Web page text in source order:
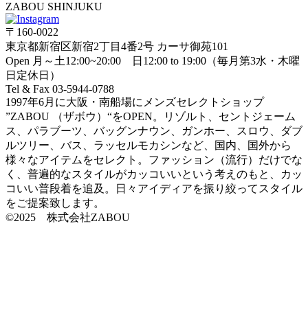
ZABOU SHINJUKU
〒160-0022
東京都新宿区新宿2丁目4番2号 カーサ御苑101
Open 月～土12:00~20:00 日12:00 to 19:00（毎月第3水・木曜
日定休日）
Tel & Fax 03-5944-0788
1997年6月に大阪・南船場にメンズセレクトショップ
”ZABOU （ザボウ）“をOPEN。リゾルト、セントジェーム
ス、パラブーツ、バッグンナウン、ガンホー、スロウ、ダブ
ルツリー、バス、ラッセルモカシンなど、国内、国外から
様々なアイテムをセレクト。ファッション（流行）だけでな
く、普遍的なスタイルがカッコいいという考えのもと、カッ
コいい普段着を追及。日々アイディアを振り絞ってスタイル
をご提案致します。
©2025 株式会社ZABOU